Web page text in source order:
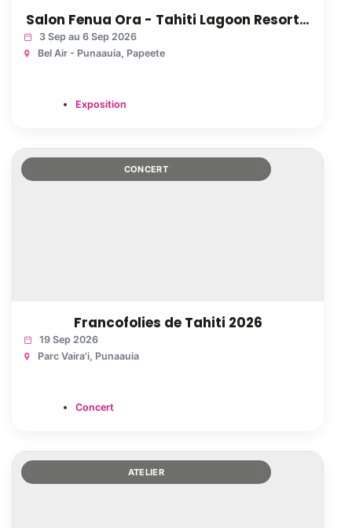
Salon Fenua Ora - Tahiti Lagoon Resort Punaauia - Punaauia
3 Sep au 6 Sep 2026
Bel Air - Punaauia, Papeete
Exposition
CONCERT
Francofolies de Tahiti 2026
19 Sep 2026
Parc Vaira'i, Punaauia
Concert
ATELIER